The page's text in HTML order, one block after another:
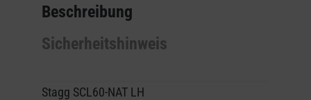
Beschreibung
Sicherheitshinweis
Stagg SCL60-NAT LH